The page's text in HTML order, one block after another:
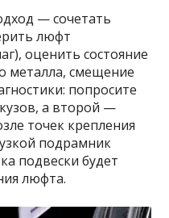
— сочетать
люфт
оценить состояние
металла, смещение
попросите
а второй —
точек крепления
подрамник
подвески будет
люфта.